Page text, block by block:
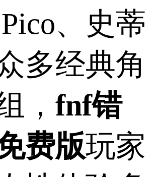
、史蒂
多经典角
， fnf错
费版玩家